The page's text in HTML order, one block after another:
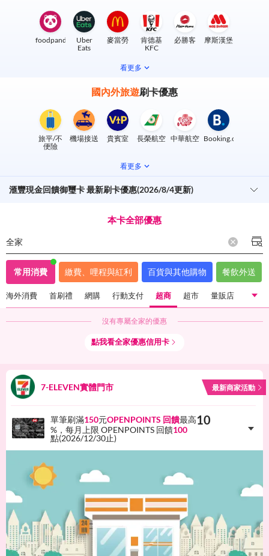
foodpanda
Uber
Eats
麥當勞
肯德基
KFC
必勝客 摩斯漢堡
看更多
國內外旅遊刷卡優惠
旅平/不
便險
機場接送 貴賓室 長榮航空 中華航空 Booking.com
看更多
滙豐現金回饋御璽卡 最新刷卡優惠(2026/8/4更新)
本卡全部優惠
全家
常用消費 繳費、哩程與紅利 百貨與其他購物 餐飲外送
國內一般消費 海外消費 首刷禮 網購 行動支付
量販店
海外消費 首刷禮 網購 行動支付 超商 超市 量販店
沒有專屬全家的優惠
點我看全家優惠信用卡
7-ELEVEN實體門市 最新商家活動
單筆刷滿150元OPENPOINTS 回饋最高10
%，每月上限 OPENPOINTS 回饋100
點(2026/12/30止)